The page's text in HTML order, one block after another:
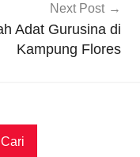
Next Post
Adat Gurusina di
Kampung Flores
Cari